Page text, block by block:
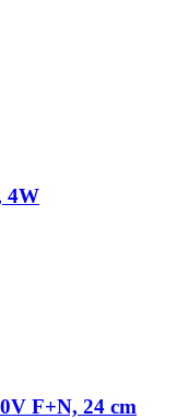
4W
F+N, 24 cm